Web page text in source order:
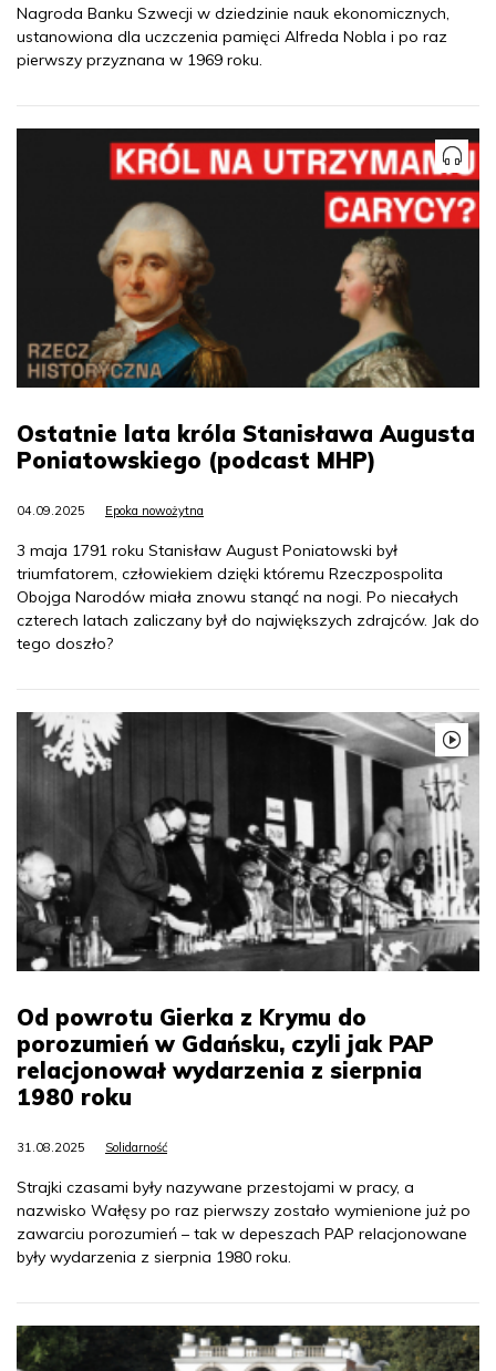
Nagroda Banku Szwecji w dziedzinie nauk ekonomicznych,
ustanowiona dla uczczenia pamięci Alfreda Nobla i po raz
pierwszy przyznana w 1969 roku.
Ostatnie lata króla Stanisława Augusta
Poniatowskiego (podcast MHP)
04.09.2025 Epoka nowożytna
3 maja 1791 roku Stanisław August Poniatowski był
triumfatorem, człowiekiem dzięki któremu Rzeczpospolita
Obojga Narodów miała znowu stanąć na nogi. Po niecałych
czterech latach zaliczany był do największych zdrajców. Jak do
tego doszło?
Od powrotu Gierka z Krymu do
porozumień w Gdańsku, czyli jak PAP
relacjonował wydarzenia z sierpnia
1980 roku
31.08.2025 Solidarność
Strajki czasami były nazywane przestojami w pracy, a
nazwisko Wałęsy po raz pierwszy zostało wymienione już po
zawarciu porozumień – tak w depeszach PAP relacjonowane
były wydarzenia z sierpnia 1980 roku.